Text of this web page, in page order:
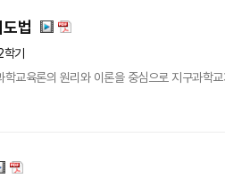
법
기
교육론의 원리와 이론을 중심으로 지구과학